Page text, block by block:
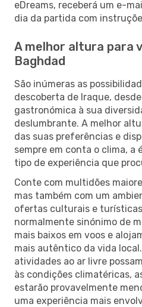
eDreams, receberá um e-
dia da partida com
A melhor altura para
Baghdad
São inúmeras as
descoberta de Iraque,
gastronómica à sua
deslumbrante. A melhor
das suas preferências e
sempre em conta o clima, a
tipo de experiência que
Conte com multidões
mas também com um
ofertas culturais e
normalmente sinónimo de
mais baixos em voos e
mais autêntico da vida
atividades ao ar livre
às condições climatéricas,
estarão provavelmente
uma experiência mais